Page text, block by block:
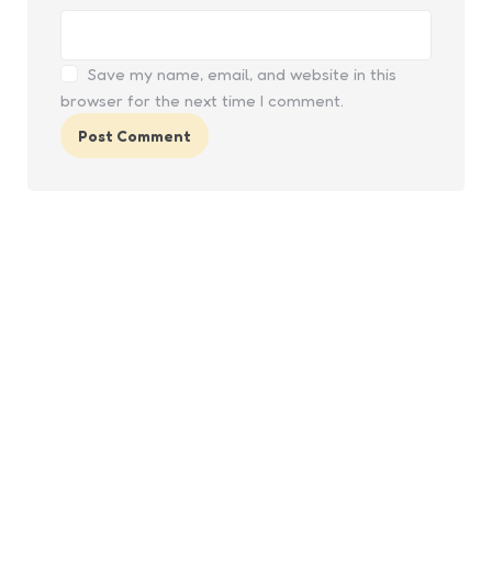
Save my name, email, and website in this
browser for the next time I comment.